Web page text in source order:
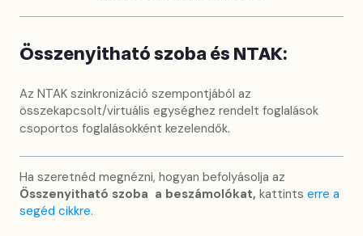
Összenyitható szoba és NTAK:
Az NTAK szinkronizáció szempontjából az
összekapcsolt/virtuális egységhez rendelt foglalások
csoportos foglalásokként kezelendők.
Ha szeretnéd megnézni, hogyan befolyásolja az
Összenyitható szoba a beszámolókat, kattints erre a
segéd cikkre.